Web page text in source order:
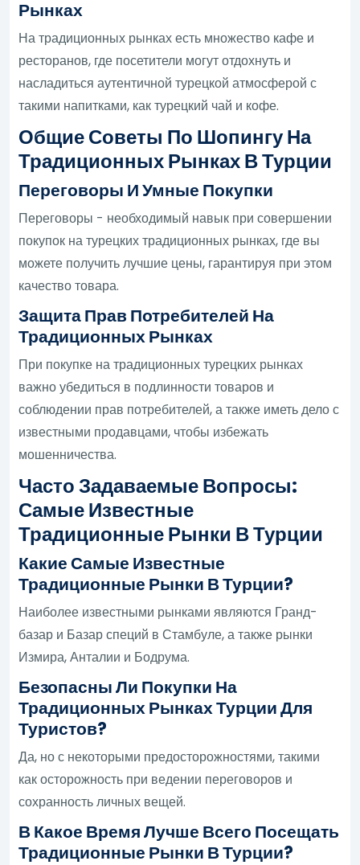
Рынках
На традиционных рынках есть множество кафе и
ресторанов, где посетители могут отдохнуть и
насладиться аутентичной турецкой атмосферой с
такими напитками, как турецкий чай и кофе.
Общие Советы По Шопингу На
Традиционных Рынках В Турции
Переговоры И Умные Покупки
Переговоры - необходимый навык при совершении
покупок на турецких традиционных рынках, где вы
можете получить лучшие цены, гарантируя при этом
качество товара.
Защита Прав Потребителей На
Традиционных Рынках
При покупке на традиционных турецких рынках
важно убедиться в подлинности товаров и
соблюдении прав потребителей, а также иметь дело с
известными продавцами, чтобы избежать
мошенничества.
Часто Задаваемые Вопросы:
Самые Известные
Традиционные Рынки В Турции
Какие Самые Известные
Традиционные Рынки В Турции?
Наиболее известными рынками являются Гранд-
базар и Базар специй в Стамбуле, а также рынки
Измира, Анталии и Бодрума.
Безопасны Ли Покупки На
Традиционных Рынках Турции Для
Туристов?
Да, но с некоторыми предосторожностями, такими
как осторожность при ведении переговоров и
сохранность личных вещей.
В Какое Время Лучше Всего Посещать
Традиционные Рынки В Турции?